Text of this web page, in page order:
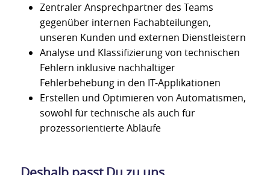
Zentraler Ansprechpartner des Teams
gegenüber internen Fachabteilungen,
unseren Kunden und externen Dienstleistern
Analyse und Klassifizierung von technischen
Fehlern inklusive nachhaltiger
Fehlerbehebung in den IT-Applikationen
Erstellen und Optimieren von Automatismen,
sowohl für technische als auch für
prozessorientierte Abläufe